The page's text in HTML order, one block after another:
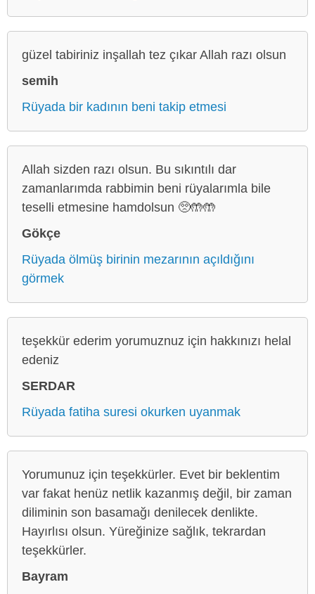
güzel tabiriniz inşallah tez çıkar Allah razı olsun
semih
Rüyada bir kadının beni takip etmesi
Allah sizden razı olsun. Bu sıkıntılı dar
zamanlarımda rabbimin beni rüyalarımla bile
teselli etmesine hamdolsun 🥺🤲🤲
Gökçe
Rüyada ölmüş birinin mezarının açıldığını
görmek
teşekkür ederim yorumuznuz için hakkınızı helal
edeniz
SERDAR
Rüyada fatiha suresi okurken uyanmak
Yorumunuz için teşekkürler. Evet bir beklentim
var fakat henüz netlik kazanmış değil, bir zaman
diliminin son basamağı denilecek denlikte.
Hayırlısı olsun. Yüreğinize sağlık, tekrardan
teşekkürler.
Bayram